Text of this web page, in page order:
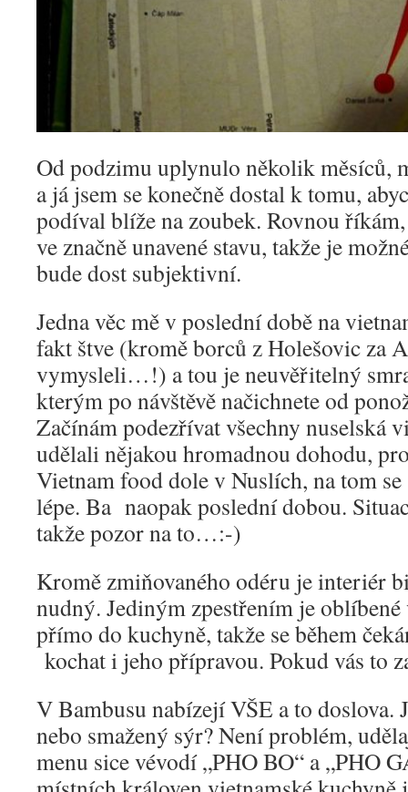
Od podzimu uplynulo několik měsíců,
a já jsem se konečně dostal k tomu,
podíval blíže na zoubek. Rovnou říkám,
ve značně unavené stavu, takže je
bude dost subjektivní.
Jedna věc mě v poslední době na
fakt štve (kromě borců z Holešovic za
vymysleli…!) a tou je neuvěřitelný
kterým po návštěvě načichnete od
Začínám podezřívat všechny nuselská
udělali nějakou hromadnou dohodu,
Vietnam food dole v Nuslích, na tom
lépe. Ba naopak poslední dobou.
takže pozor na to…:-)
Kromě zmiňovaného odéru je interiér
nudný. Jediným zpestřením je oblíbené
přímo do kuchyně, takže se během
kochat i jeho přípravou. Pokud vás to
V Bambusu nabízejí VŠE a to doslova.
nebo smažený sýr? Není problém,
menu sice vévodí „PHO BO“ a „PHO